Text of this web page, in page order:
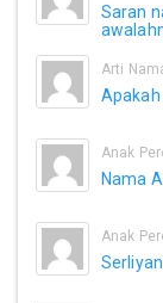
Saran
Arti
Anak
Nama
Anak